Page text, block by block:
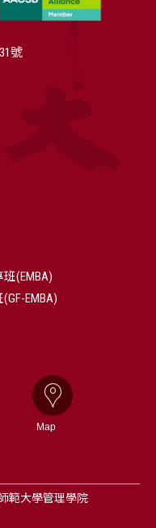
號
(EMBA)
EMBA)
Map
範大學管理學院